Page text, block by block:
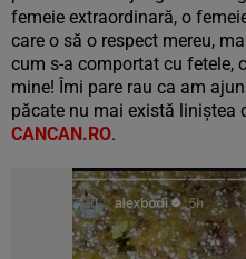
femeie extraordinară, o
care o să o respect mereu,
cum s-a comportat cu fetele,
mine! Îmi pare rau ca am
păcate nu mai există liniștea
CANCAN.RO.